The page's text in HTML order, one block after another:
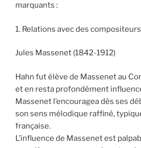
marquants :
1. Relations avec des compositeurs
Jules Massenet (1842-1912)
Hahn fut élève de Massenet au
et en resta profondément
Massenet l’encouragea dès ses
son sens mélodique raffiné,
française.
L’influence de Massenet est